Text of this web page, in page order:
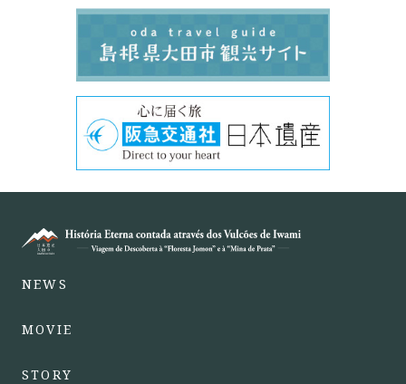
NEWS
MOVIE
STORY